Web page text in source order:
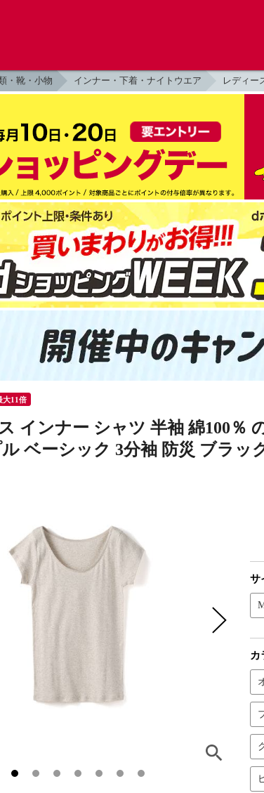
・靴・小物 インナー・下着・ナイトウエア レディー
大11倍
インナー シャツ 半袖 綿100％
ベーシック 3分袖 防災 ブラ
サ
カ